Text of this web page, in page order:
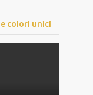
colori unici